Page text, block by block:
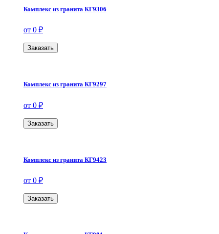
Комплекс из гранита КГ9306
от 0 ₽
Заказать
Комплекс из гранита КГ9297
от 0 ₽
Заказать
Комплекс из гранита КГ9423
от 0 ₽
Заказать